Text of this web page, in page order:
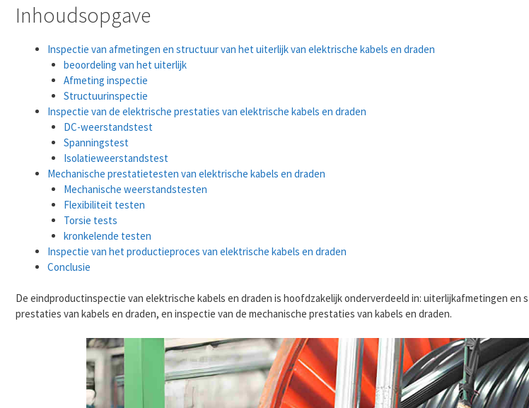
Inhoudsopgave
Inspectie van afmetingen en structuur van het uiterlijk van elektrische kabels en draden
beoordeling van het uiterlijk
Afmeting inspectie
Structuurinspectie
Inspectie van de elektrische prestaties van elektrische kabels en draden
DC-weerstandstest
Spanningstest
Isolatieweerstandstest
Mechanische prestatietesten van elektrische kabels en draden
Mechanische weerstandstesten
Flexibiliteit testen
Torsie tests
kronkelende testen
Inspectie van het productieproces van elektrische kabels en draden
Conclusie
De eindproductinspectie van elektrische kabels en draden is hoofdzakelijk onderverdeeld in: uiterlijkafmetingen
prestaties van kabels en draden, en inspectie van de mechanische prestaties van kabels en draden.